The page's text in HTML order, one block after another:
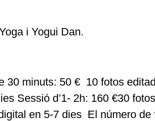
i Yogui Dan.
30 minuts: 50 € 10 fotos
Sessió d’1- 2h: 160 €30
en 5-7 dies El número